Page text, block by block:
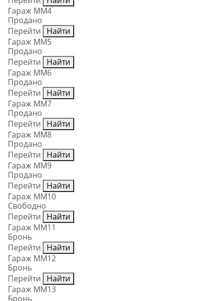
Гараж ММ4
Продано
Перейти
Найти
Гараж ММ5
Продано
Перейти
Найти
Гараж ММ6
Продано
Перейти
Найти
Гараж ММ7
Продано
Перейти
Найти
Гараж ММ8
Продано
Перейти
Найти
Гараж ММ9
Продано
Перейти
Найти
Гараж ММ10
Свободно
Перейти
Найти
Гараж ММ11
Бронь
Перейти
Найти
Гараж ММ12
Бронь
Перейти
Найти
Гараж ММ13
Бронь